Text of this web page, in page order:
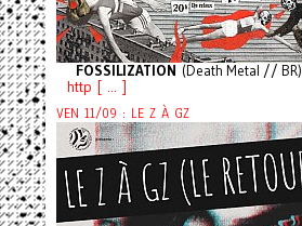
FOSSILIZATION (Death Metal // BR)
http [ ... ]
VEN 11/09 : LE Z À GZ